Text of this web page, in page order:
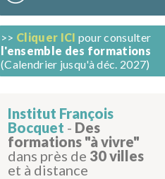
>> Cliquer ICI pour consulter
l'ensemble des formations
(Calendrier jusqu'à déc. 2027)
Institut François
Bocquet - Des
formations "à vivre"
dans près de 30 villes
et à distance